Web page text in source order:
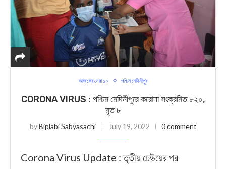
আজকের সেরা ১০ পশ্চিম মেদিনীপুর
CORONA VIRUS : পশ্চিম মেদিনীপুরে করোনা সংক্রমিত ৮২০,
মৃত ৮
byBiplabi Sabyasachi July 19, 2022 0 comment
Corona Virus Update : তৃতীয় ঢেউয়ের পর